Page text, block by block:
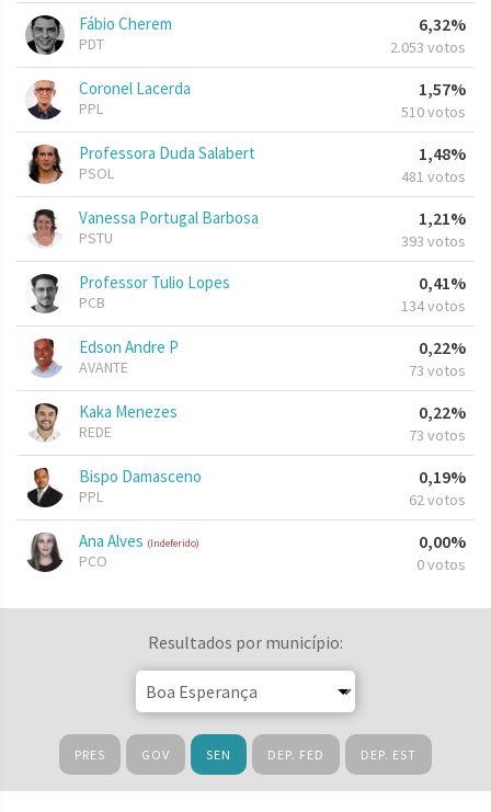
Fábio Cherem
PDT
6,32%
2.053 votos
Coronel Lacerda
PPL
1,57%
510 votos
Professora Duda Salabert
PSOL
1,48%
481 votos
Vanessa Portugal Barbosa
PSTU
1,21%
393 votos
Professor Tulio Lopes
PCB
0,41%
134 votos
Edson Andre P
AVANTE
0,22%
73 votos
Kaka Menezes
REDE
0,22%
73 votos
Bispo Damasceno
PPL
0,19%
62 votos
Ana Alves (Indeferido)
PCO
0,00%
0 votos
Resultados por município:
PRES GOV SEN DEP. FED DEP. EST